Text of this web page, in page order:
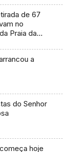
de 67
no
Praia da
a
do Senhor
hoje